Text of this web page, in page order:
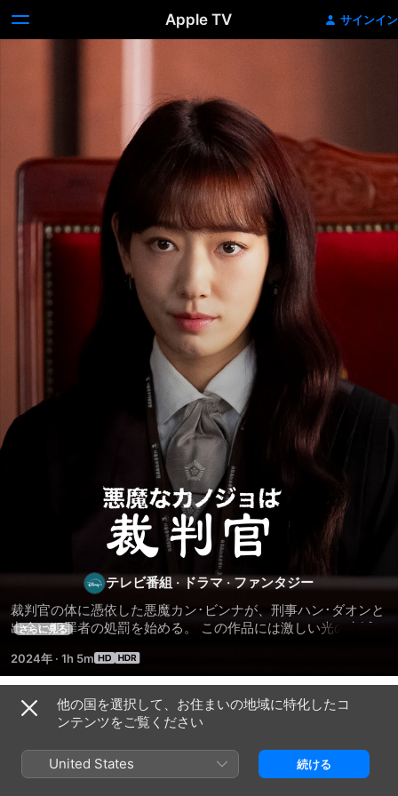
Apple TV サインイン
悪
魔
な
カ
ノ
ジ
ョ
テレビ番組 · ドラマ · ファンタジー
裁判官の体に憑依した悪魔カン･ビンナが、刑事ハン･ダオンと
出会い犯罪者の処罰を始める。 この作品には激しい光の点滅を
い。
さらに見る
2024年 · 1h 5m
シーズン 1
他の国を選択して、お住まいの地域に特化したコ
ンテンツをご覧ください
United States 続ける